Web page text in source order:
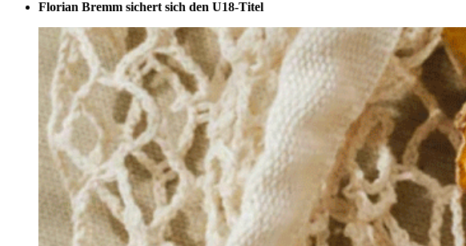
Florian Bremm sichert sich den U18-Titel